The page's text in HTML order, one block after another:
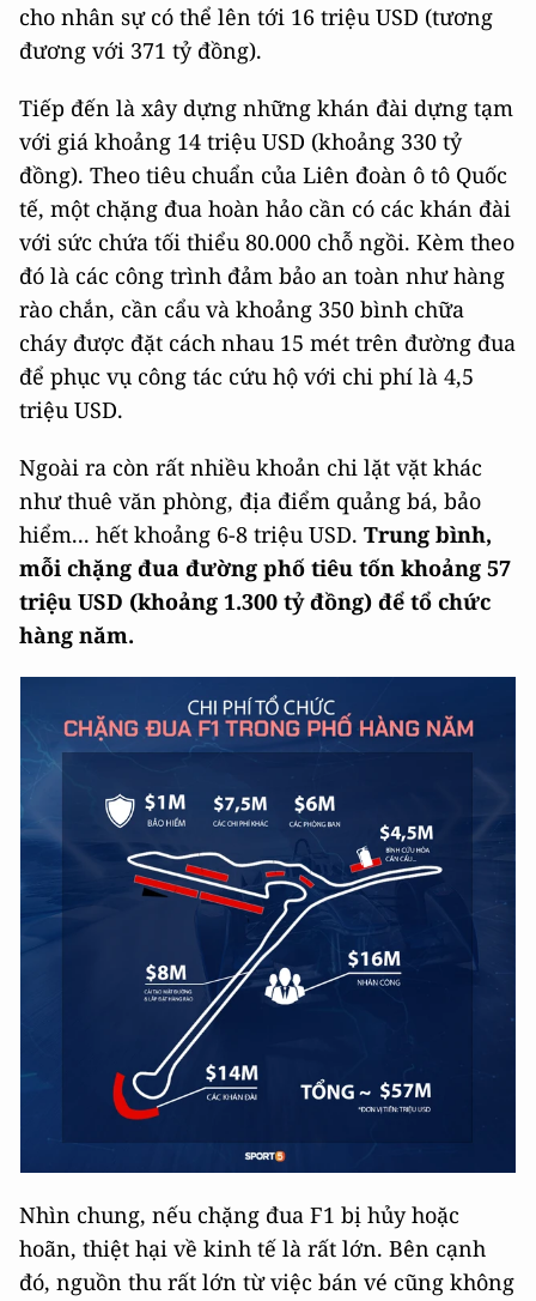
cho nhân sự có thể lên tới 16 triệu USD (tương
đương với 371 tỷ đồng).
Tiếp đến là xây dựng những khán đài dựng tạm
với giá khoảng 14 triệu USD (khoảng 330 tỷ
đồng). Theo tiêu chuẩn của Liên đoàn ô tô Quốc
tế, một chặng đua hoàn hảo cần có các khán đài
với sức chứa tối thiểu 80.000 chỗ ngồi. Kèm theo
đó là các công trình đảm bảo an toàn như hàng
rào chắn, cần cẩu và khoảng 350 bình chữa
cháy được đặt cách nhau 15 mét trên đường đua
để phục vụ công tác cứu hộ với chi phí là 4,5
triệu USD.
Ngoài ra còn rất nhiều khoản chi lặt vặt khác
như thuê văn phòng, địa điểm quảng bá, bảo
hiểm... hết khoảng 6-8 triệu USD. Trung bình,
mỗi chặng đua đường phố tiêu tốn khoảng 57
triệu USD (khoảng 1.300 tỷ đồng) để tổ chức
hàng năm.
Nhìn chung, nếu chặng đua F1 bị hủy hoặc
hoãn, thiệt hại về kinh tế là rất lớn. Bên cạnh
đó, nguồn thu rất lớn từ việc bán vé cũng không